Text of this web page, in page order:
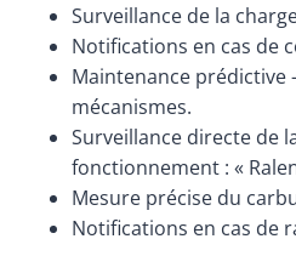
Surveillance de la
Notifications en cas de
Maintenance prédictive
mécanismes.
Surveillance directe de
fonctionnement : «
Mesure précise du
Notifications en cas de